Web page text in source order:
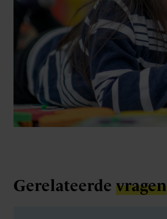
Gerelateerde vragen